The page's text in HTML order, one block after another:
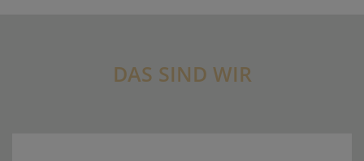
DAS SIND WIR